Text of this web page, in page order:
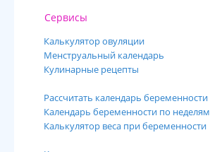
Сервисы
Калькулятор овуляции
Менструальный календарь
Кулинарные рецепты
Рассчитать календарь беременности
Календарь беременности по неделям
Калькулятор веса при беременности